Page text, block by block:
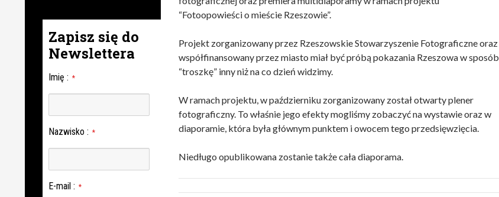
“Fotoopowieści o mieście Rzeszowie”.
Projekt zorganizowany przez Rzeszowskie Stowarzyszenie Fotograficzne oraz
współfinansowany przez miasto miał być próbą pokazania Rzeszowa w sposób
“troszkę” inny niż na co dzień widzimy.
W ramach projektu, w październiku zorganizowany został otwarty plener
fotograficzny. To właśnie jego efekty mogliśmy zobaczyć na wystawie oraz w
diaporamie, która była głównym punktem i owocem tego przedsięwzięcia.
Niedługo opublikowana zostanie także cała diaporama.
Zapisz się do
Newslettera
Imię : *
Nazwisko : *
E-mail : *